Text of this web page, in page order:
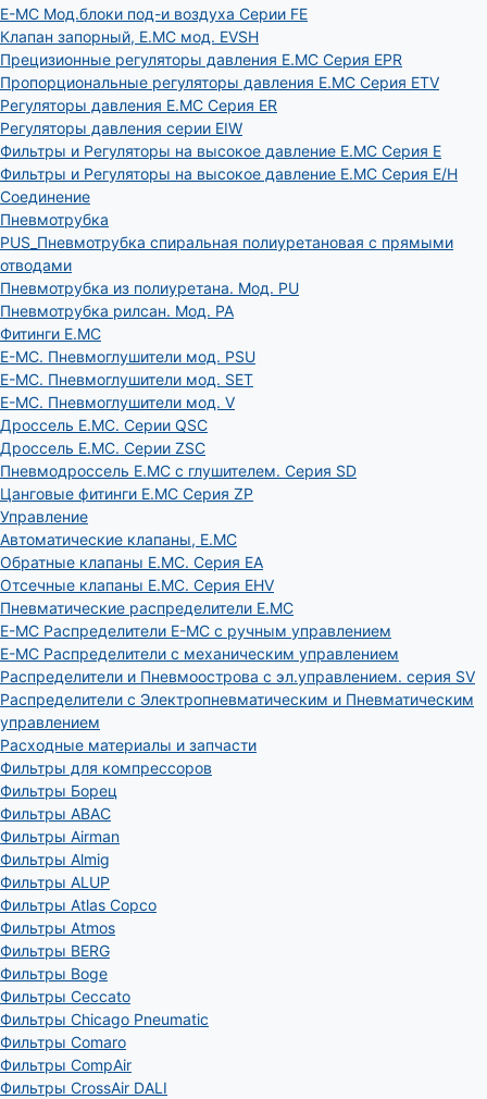
E-MC Мод.блоки под-и воздуха Серии FE
Клапан запорный, E.MC мод. EVSH
Прецизионные регуляторы давления E.MC Серия EPR
Пропорциональные регуляторы давления E.MC Серия ETV
Регуляторы давления E.MC Серия ER
Регуляторы давления серии EIW
Фильтры и Регуляторы на высокое давление E.MC Серия E
Фильтры и Регуляторы на высокое давление E.MC Серия E/H
Соединение
Пневмотрубка
PUS_Пневмотрубка спиральная полиуретановая с прямыми
отводами
Пневмотрубка из полиуретана. Мод. РU
Пневмотрубка рилсан. Мод. PA
Фитинги E.MC
E-MC. Пневмоглушители мод. PSU
E-MC. Пневмоглушители мод. SET
E-MC. Пневмоглушители мод. V
Дроссель E.MC. Серии QSC
Дроссель E.MC. Серии ZSC
Пневмодроссель E.MC с глушителем. Серия SD
Цанговые фитинги E.MC Серия ZP
Управление
Автоматические клапаны, Е.МС
Обратные клапаны E.MC. Серия EA
Отсечные клапаны E.MC. Серия EHV
Пневматические распределители E.MC
E-MC Распределители E-MC с ручным управлением
E-MC Распределители с механическим управлением
Распределители и Пневмоострова с эл.управлением. серия SV
Распределители с Электропневматическим и Пневматическим
управлением
Расходные материалы и запчасти
Фильтры для компрессоров
Фильтры Борец
Фильтры ABAC
Фильтры Airman
Фильтры Almig
Фильтры ALUP
Фильтры Atlas Copco
Фильтры Atmos
Фильтры BERG
Фильтры Boge
Фильтры Ceccato
Фильтры Chicago Pneumatic
Фильтры Comaro
Фильтры CompAir
Фильтры CrossAir DALI